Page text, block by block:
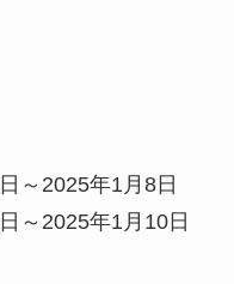
～2025年1月8日
～2025年1月10日